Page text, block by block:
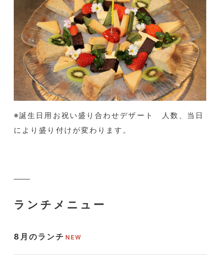
※誕生日用お祝い盛り合わせデザート 人数、当日
により盛り付けが変わります。
ランチメニュー
8月のランチ